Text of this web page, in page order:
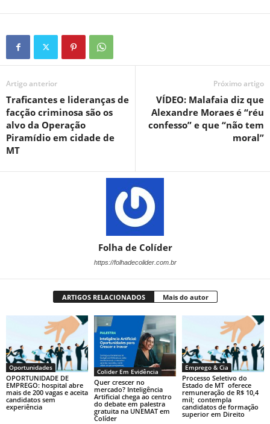
Artigo anterior
Traficantes e lideranças de
facção criminosa são os
alvo da Operação
Piramídio em cidade de
MT
Próximo artigo
VÍDEO: Malafaia diz que
Alexandre Moraes é “réu
confesso” e que “não tem
moral”
Folha de Colíder
https://folhadecolider.com.br
ARTIGOS RELACIONADOS Mais do autor
Oportunidades
OPORTUNIDADE DE
EMPREGO: hospital abre
mais de 200 vagas e aceita
candidatos sem
experiência
Colider Em Evidência
Quer crescer no
mercado? Inteligência
Artificial chega ao centro
do debate em palestra
gratuita na UNEMAT em
Colíder
Emprego & Cia
Processo Seletivo do
Estado de MT oferece
remuneração de R$ 10,4
mil; contempla
candidatos de formação
superior em Direito